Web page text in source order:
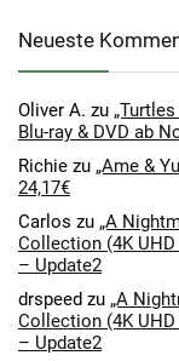
Neueste
Oliver A. zu
Blu-ray & DVD ab
Richie zu „Ame &
24,17€
Carlos zu „A
Collection (4K
– Update2
drspeed zu „A
Collection (4K
– Update2